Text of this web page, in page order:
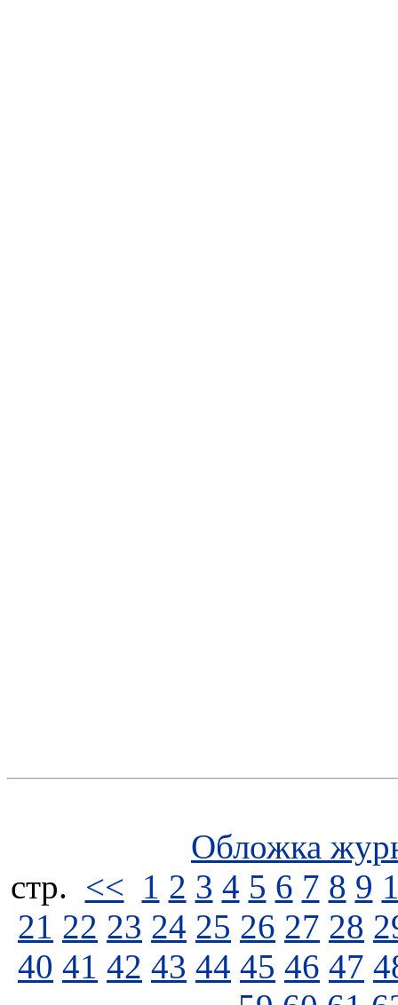
Обложка
стp. << 1 2 3 4 5 6 7 8 9
21 22 23 24 25 26 27 28
40 41 42 43 44 45 46 47